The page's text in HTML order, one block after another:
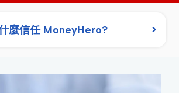
麼信任 MoneyHero? >